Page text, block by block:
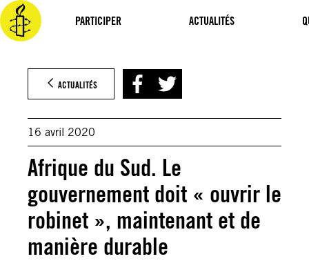
PARTICIPER ACTUALITÉS
Aller
au
contenu
ACTUALITÉS
16 avril 2020
Afrique du Sud. Le
gouvernement doit « ouvrir le
robinet », maintenant et de
manière durable